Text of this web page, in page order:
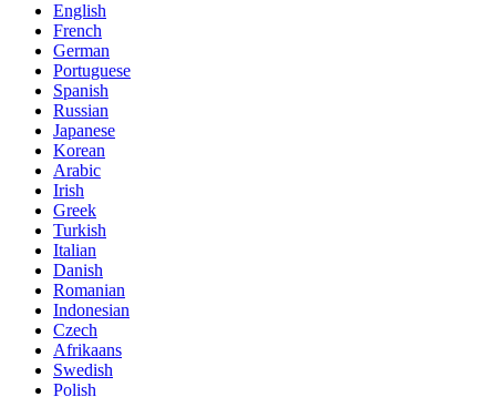
English
French
German
Portuguese
Spanish
Russian
Japanese
Korean
Arabic
Irish
Greek
Turkish
Italian
Danish
Romanian
Indonesian
Czech
Afrikaans
Swedish
Polish